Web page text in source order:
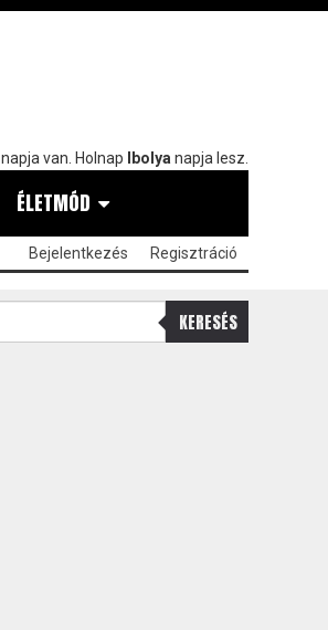
napja van. Holnap Ibolya napja lesz.
ÉLETMÓD
Bejelentkezés Regisztráció
KERESÉS